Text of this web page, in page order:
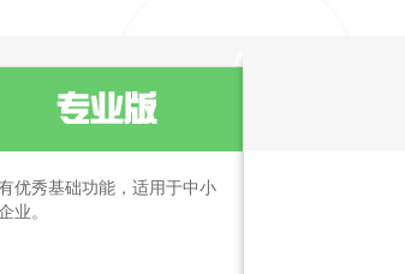
优秀基础功能，适用于中小
业。